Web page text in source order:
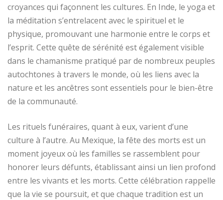
croyances qui façonnent les cultures. En Inde, le yoga et
la méditation s’entrelacent avec le spirituel et le
physique, promouvant une harmonie entre le corps et
l’esprit. Cette quête de sérénité est également visible
dans le chamanisme pratiqué par de nombreux peuples
autochtones à travers le monde, où les liens avec la
nature et les ancêtres sont essentiels pour le bien-être
de la communauté.
Les rituels funéraires, quant à eux, varient d’une
culture à l’autre. Au Mexique, la fête des morts est un
moment joyeux où les familles se rassemblent pour
honorer leurs défunts, établissant ainsi un lien profond
entre les vivants et les morts. Cette célébration rappelle
que la vie se poursuit, et que chaque tradition est un